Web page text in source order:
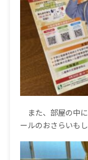
また、部屋の中
ールのおさらいも